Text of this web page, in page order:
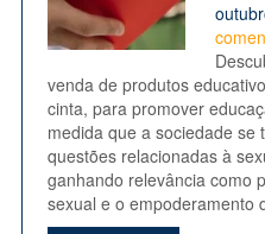
venda de produtos
cinta, para promover
medida que a sociedade
questões relacionadas à
ganhando relevância como
sexual e o